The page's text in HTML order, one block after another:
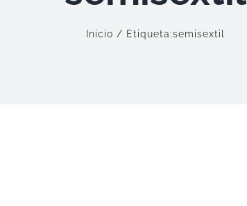
Inicio Etiqueta:semisextil